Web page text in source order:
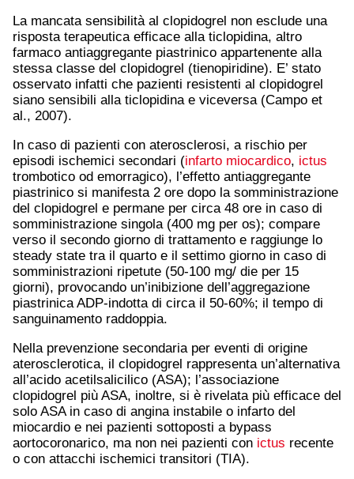
La mancata sensibilità al clopidogrel non esclude una
risposta terapeutica efficace alla ticlopidina, altro
farmaco antiaggregante piastrinico appartenente alla
stessa classe del clopidogrel (tienopiridine). E’ stato
osservato infatti che pazienti resistenti al clopidogrel
siano sensibili alla ticlopidina e viceversa (Campo et
al., 2007).
In caso di pazienti con aterosclerosi, a rischio per
episodi ischemici secondari (infarto miocardico, ictus
trombotico od emorragico), l’effetto antiaggregante
piastrinico si manifesta 2 ore dopo la somministrazione
del clopidogrel e permane per circa 48 ore in caso di
somministrazione singola (400 mg per os); compare
verso il secondo giorno di trattamento e raggiunge lo
steady state tra il quarto e il settimo giorno in caso di
somministrazioni ripetute (50-100 mg/ die per 15
giorni), provocando un’inibizione dell’aggregazione
piastrinica ADP-indotta di circa il 50-60%; il tempo di
sanguinamento raddoppia.
Nella prevenzione secondaria per eventi di origine
aterosclerotica, il clopidogrel rappresenta un’alternativa
all’acido acetilsalicilico (ASA); l’associazione
clopidogrel più ASA, inoltre, si è rivelata più efficace del
solo ASA in caso di angina instabile o infarto del
miocardio e nei pazienti sottoposti a bypass
aortocoronarico, ma non nei pazienti con ictus recente
o con attacchi ischemici transitori (TIA).